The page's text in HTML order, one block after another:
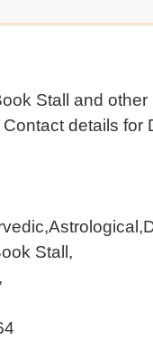
Stall and
details for
Stall,